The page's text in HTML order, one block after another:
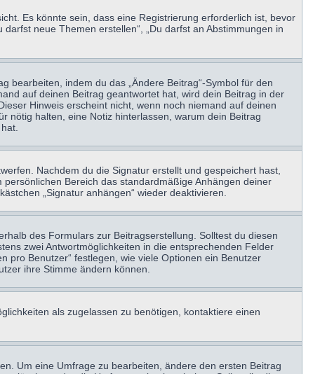
Es könnte sein, dass eine Registrierung erforderlich ist, bevor
neue Themen erstellen“, „Du darfst an Abstimmungen in
bearbeiten, indem du das „Ändere Beitrag“-Symbol für den
auf deinen Beitrag geantwortet hat, wird dein Beitrag in der
Hinweis erscheint nicht, wenn noch niemand auf deinen
nötig halten, eine Notiz hinterlassen, warum dein Beitrag
Nachdem du die Signatur erstellt und gespeichert hast,
Bereich das standardmäßige Anhängen deiner
„Signatur anhängen“ wieder deaktivieren.
des Formulars zur Beitragserstellung. Solltest du diesen
zwei Antwortmöglichkeiten in die entsprechenden Felder
pro Benutzer“ festlegen, wie viele Optionen ein Benutzer
ihre Stimme ändern können.
als zugelassen zu benötigen, kontaktiere einen
Um eine Umfrage zu bearbeiten, ändere den ersten Beitrag